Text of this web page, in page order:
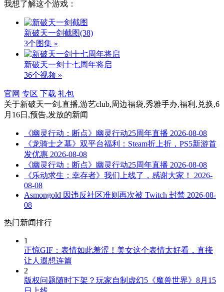
我想了解这个游戏：
新破天一剑截图(38)
3个图集 »
新破天一剑十七周年将启
36个视频 »
官网 专区 下载 礼包
关于新破天一剑,直播,游艺club,周边福袋,秀雅手办,福利,兑换,6
月16日,预告,发放的新闻
《幽灵行动：断点》幽灵行动25周年直播 2026-08-08
《龙骑士之墓》双平台福利：Steam折上折，PS5新游首
发优惠 2026-08-08
《幽灵行动：断点》幽灵行动25周年直播 2026-08-08
《乐动求生：幸存者》我们上线了，感谢大家！
2026-
08-08
Asmongold 因违反社区准则再次被 Twitch 封禁 2026-08-
08
热门新闻排行
1
正惊GIF：表情如此羞涩！美女这个表情太好看，直接
让人遐想连篇
2
版权问题随时下架？玩家自制虚幻5《魔兽世界》8月15